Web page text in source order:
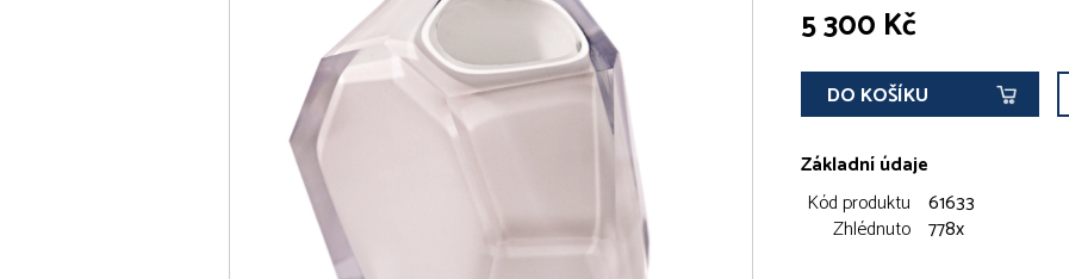
5 300 Kč
DO KOŠÍKU
Základní údaje
Kód produktu 61633
Zhlédnuto 778x